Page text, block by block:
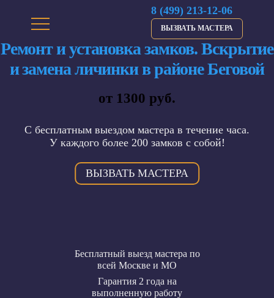
8 (499) 213-12-06
ВЫЗВАТЬ МАСТЕРА
Ремонт и установка замков. Вскрытие
и замена личинки в районе Беговой
от 1300 руб.
С бесплатным выездом мастера в течение часа.
У каждого более 200 замков с собой!
ВЫЗВАТЬ МАСТЕРА
Бесплатный выезд мастера по
всей Москве и МО
Гарантия 2 года на
выполненную работу